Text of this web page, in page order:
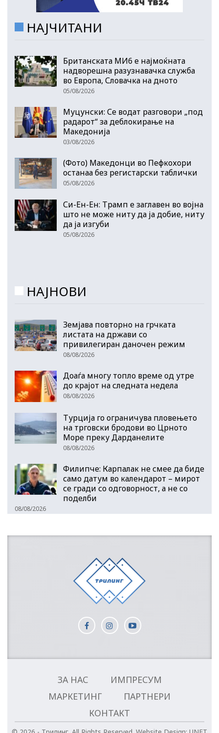
НАЈЧИТАНИ
Британската МИ6 е најмоќната
надворешна разузнавачка служба
во Европа, Словачка на дното
05/08/2026
Муцунски: Се водат разговори „под
радарот“ за деблокирање на
Македонија
03/08/2026
(Фото) Македонци во Пефкохори
останаа без регистарски таблички
05/08/2026
Си-Ен-Ен: Трамп е заглавен во војна
што не може ниту да ја добие, ниту
да ја изгуби
05/08/2026
НАЈНОВИ
Земјава повторно на грчката
листата на држави со
привилегиран даночен режим
08/08/2026
Доаѓа многу топло време од утре
до крајот на следната недела
08/08/2026
Турција го ограничува пловењето
на трговски бродови во Црното
Море преку Дарданелите
08/08/2026
Филипче: Карпалак не смее да биде
само датум во календарот – мирот
се гради со одговорност, а не со
поделби
08/08/2026
ЗА НАС
ИМПРЕСУМ
МАРКЕТИНГ
ПАРТНЕРИ
КОНТАКТ